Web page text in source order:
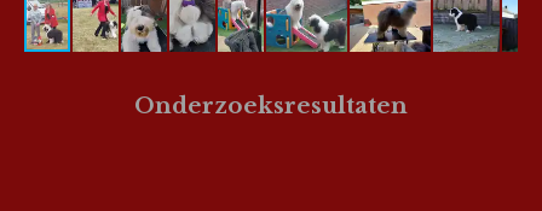
Onderzoeksresultaten